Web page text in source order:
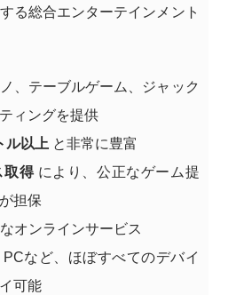
る総合エンターテインメント
、テーブルゲーム、ジャック
ィングを提供
ル以上 と非常に豊富
取得により、公正なゲーム提
担保
オンラインサービス
など、ほぼすべてのデバイ
可能